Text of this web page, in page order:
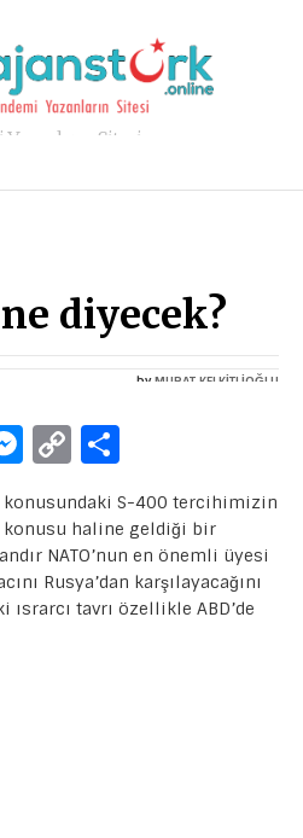
Sitesi
diyecek?
byMURAT KELKİTLİOĞLU
M
s
s
e
C
o
p
y
Li
h
ar
e
konusundaki S-400 tercihimizin
konusu haline geldiği bir
NATO’nun en önemli üyesi
Rusya’dan karşılayacağını
ısrarcı tavrı özellikle ABD’de